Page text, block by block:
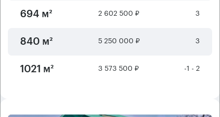
694 м² 2 602 500 ₽ 3
840 м² 5 250 000 ₽ 3
1021 м² 3 573 500 ₽ -1 - 2